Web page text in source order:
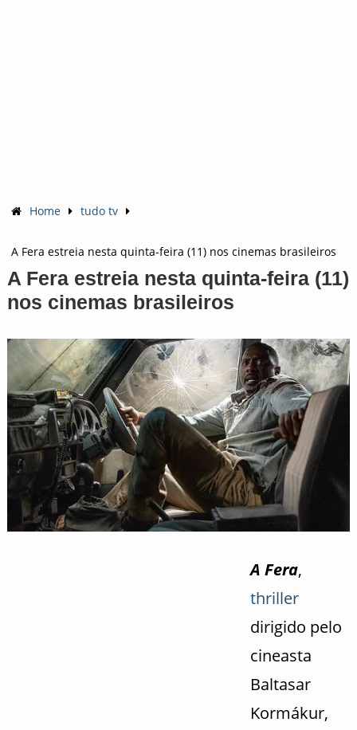
Home tudo tv
A Fera estreia nesta quinta-feira (11) nos cinemas brasileiros
A Fera estreia nesta quinta-feira (11)
nos cinemas brasileiros
A Fera,
thriller
dirigido pelo
cineasta
Baltasar
Kormákur,